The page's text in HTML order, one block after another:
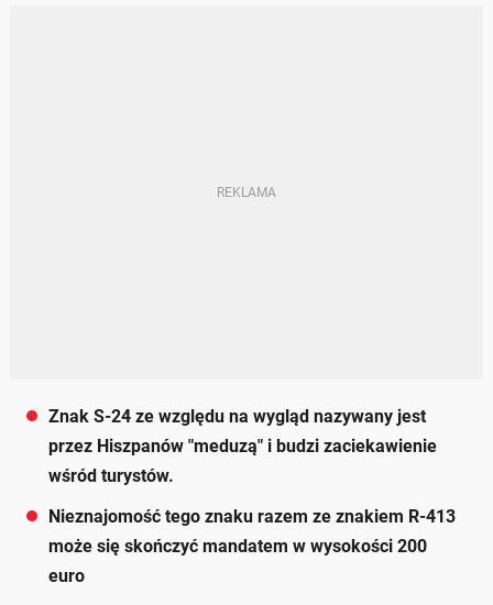
Znak S-24 ze względu na wygląd nazywany jest
przez Hiszpanów "meduzą" i budzi zaciekawienie
wśród turystów.
Nieznajomość tego znaku razem ze znakiem R-413
może się skończyć mandatem w wysokości 200
euro